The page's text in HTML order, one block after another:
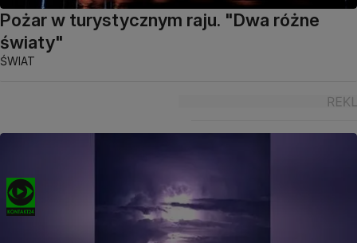
Pożar w turystycznym raju. "Dwa różne
światy"
ŚWIAT